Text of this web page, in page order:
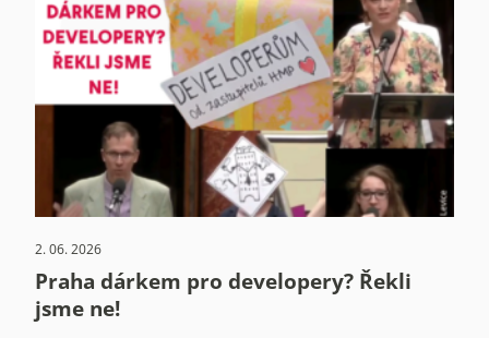
2. 06. 2026
Praha dárkem pro developery? Řekli
jsme ne!